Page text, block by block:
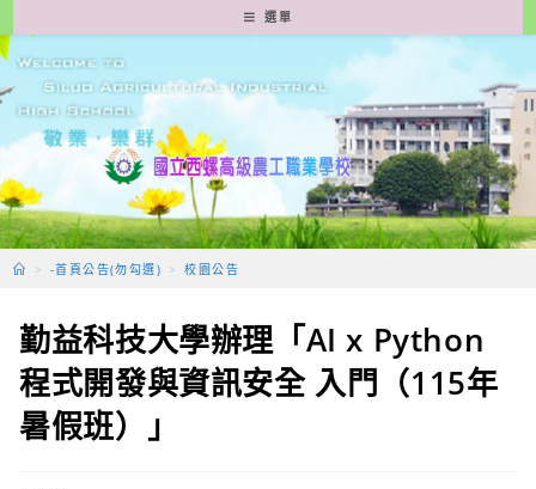
轉
至
要
容
選單
> -首頁公告(勿勾選) > 校園公告
勤益科技大學辦理「AI x Python
程式開發與資訊安全 入門（115年
暑假班）」